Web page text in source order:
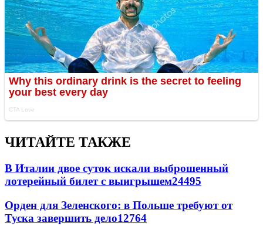
ЧИТАЙТЕ ТАКЖЕ
В Италии двое суток искали выброшенный
лотерейный билет с выигрышем24495
Орден для Зеленского: в Польше требуют от
Туска завершить дело12764